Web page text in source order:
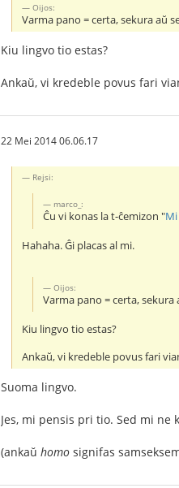
Oijos:
Varma pano = certa, sekura aŭ
Kiu lingvo tio estas?
Ankaŭ, vi kredeble povus fari
22 Mei 2014 06.06.17
Rejsi:
marco_:
Ĉu vi konas la t-ĉemizon "
Hahaha. Ĝi placas al mi.
Oijos:
Varma pano = certa,
Kiu lingvo tio estas?
Ankaŭ, vi kredeble povus fari
Suoma lingvo.
Jes, mi pensis pri tio. Sed mi
(ankaŭ homo signifas